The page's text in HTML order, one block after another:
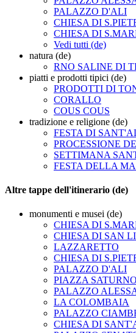
PALAZZO D'ALI
CHIESA DI
CHIESA DI
Vedi tutti (de)
natura (de)
RNO SALINE DI
piatti e prodotti tipici (de)
PRODOTTI DI
CORALLO
COUS COUS
tradizione e religione (de)
FESTA DI
PROCESSIONE
SETTIMANA
FESTA DELLA
Altre tappe dell'itinerario (de)
monumenti e musei (de)
CHIESA DI
CHIESA DI SAN
LAZZARETTO
CHIESA DI
PALAZZO D'ALI
PIAZZA SATURNO
PALAZZO
LA COLOMBAIA
PALAZZO
CHIESA DI